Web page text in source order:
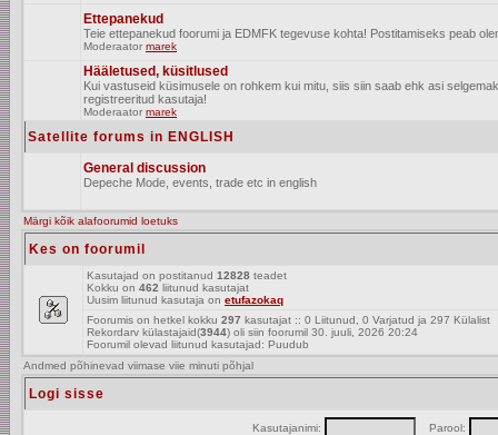
Ettepanekud
Teie ettepanekud foorumi ja EDMFK tegevuse kohta! Postitamiseks peab
Moderaator marek
Hääletused, küsitlused
Kui vastuseid küsimusele on rohkem kui mitu, siis siin saab ehk asi
registreeritud kasutaja!
Moderaator marek
Satellite forums in ENGLISH
General discussion
Depeche Mode, events, trade etc in english
Märgi kõik alafoorumid loetuks
Kes on foorumil
Kasutajad on postitanud 12828 teadet
Kokku on 462 liitunud kasutajat
Uusim liitunud kasutaja on etufazokaq
Foorumis on hetkel kokku 297 kasutajat :: 0 Liitunud, 0 Varjatud ja 297
Rekordarv külastajaid(3944) oli siin foorumil 30. juuli, 2026 20:24
Foorumil olevad liitunud kasutajad: Puudub
Andmed põhinevad viimase viie minuti põhjal
Logi sisse
Kasutajanimi: Parool: